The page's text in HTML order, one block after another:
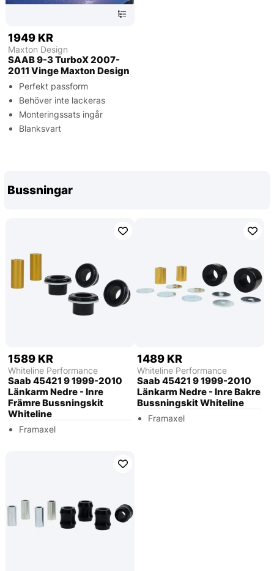
1949 KR
Maxton Design
SAAB 9-3 TurboX 2007-
2011 Vinge Maxton Design
Perfekt passform
Behöver inte lackeras
Monteringssats ingår
Blanksvart
Bussningar
1589 KR
Whiteline Performance
Saab 45421 9 1999-2010
Länkarm Nedre - Inre
Främre Bussningskit
Whiteline
Framaxel
1489 KR
Whiteline Performance
Saab 45421 9 1999-2010
Länkarm Nedre - Inre Bakre
Bussningskit Whiteline
Framaxel